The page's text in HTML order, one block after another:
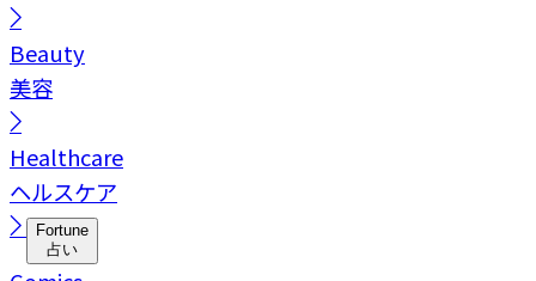
Beauty
美容
Healthcare
ヘルスケア
Fortune
占い